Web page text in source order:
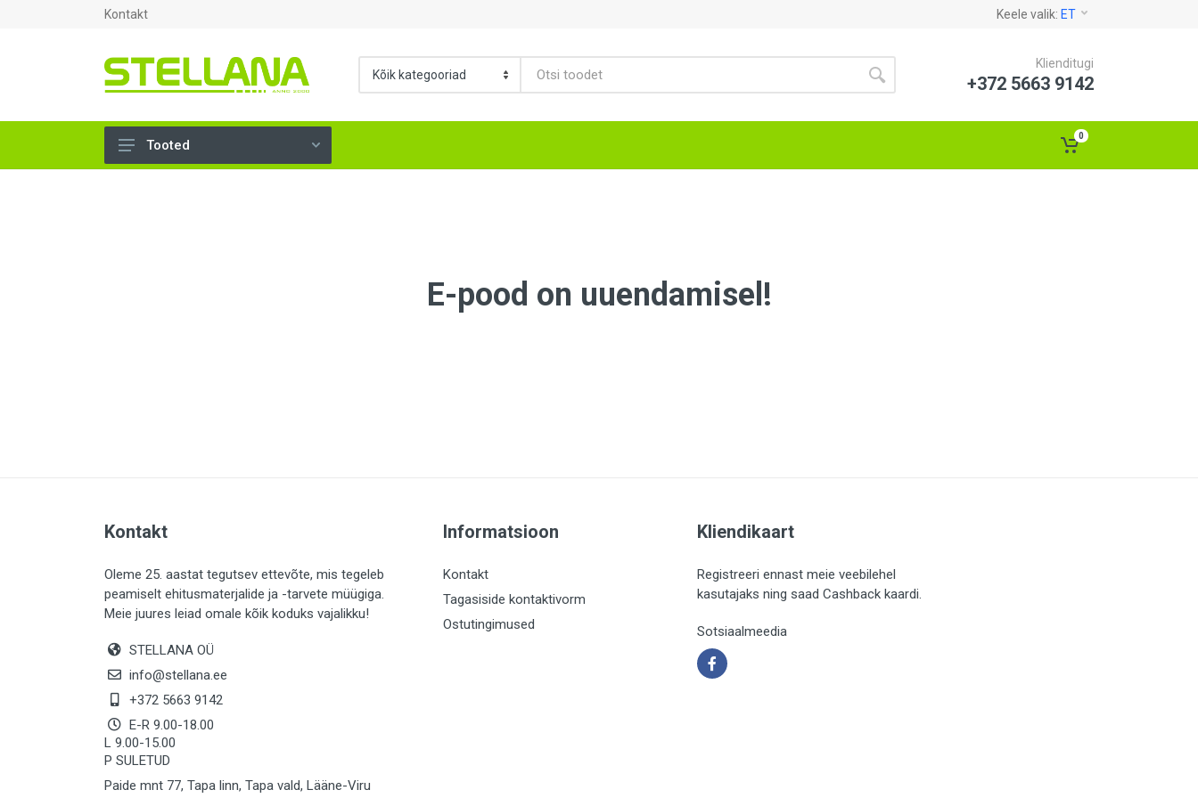
Kontakt Keele valik: ET
Klienditugi
+372 5663 9142
LIISTUD (183)
KIVID (31)
KATTED (132)
MAALRITARBED (1025)
SOOJUSTUS (16)
KEEMIA (220)
TÖÖRIIDED (117)
SAUN (8)
Tooted
0
E-pood on uuendamisel!
Kontakt
Oleme 25. aastat tegutsev ettevõte, mis tegeleb
peamiselt ehitusmaterjalide ja -tarvete müügiga.
Meie juures leiad omale kõik koduks vajalikku!
STELLANA OÜ
info@stellana.ee
+372 5663 9142
E-R 9.00-18.00
L 9.00-15.00
P SULETUD
Paide mnt 77, Tapa linn, Tapa vald, Lääne-Viru
Informatsioon
Kontakt
Tagasiside kontaktivorm
Ostutingimused
Kliendikaart
Registreeri ennast meie veebilehel
kasutajaks ning saad Cashback kaardi.
Sotsiaalmeedia